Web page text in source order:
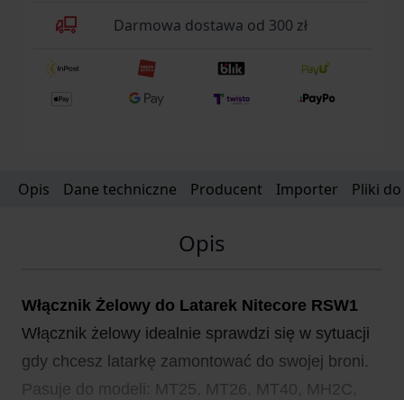
Darmowa dostawa od 300 zł
Opis Dane techniczne Producent Importer Pliki
Opis
Włącznik Żelowy do Latarek Nitecore RSW1
Włącznik żelowy idealnie sprawdzi się w sytuacji
gdy chcesz latarkę zamontować do swojej broni.
Pasuje do modeli: MT25, MT26, MT40, MH2C,